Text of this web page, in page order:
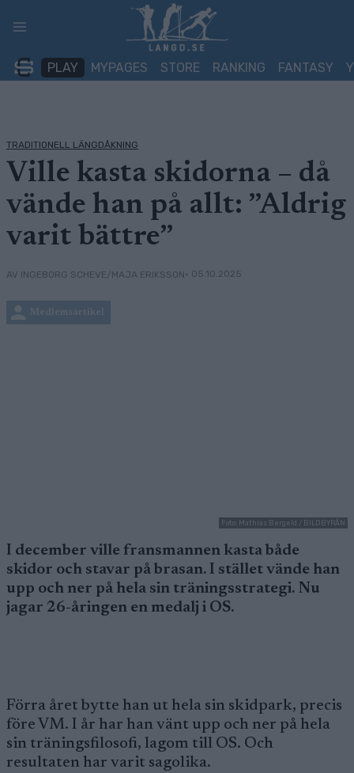
PLAY MYPAGES STORE RANKING FANTASY
TRADITIONELL LÄNGDÅKNING
Ville kasta skidorna – då
vände han på allt: ”Aldrig
varit bättre”
AV INGEBORG SCHEVE/MAJA ERIKSSON• 05.10.2025
Medlemsartikel
Foto: Mathias Bergeld / BILDBYRÅN
I december ville fransmannen kasta både
skidor och stavar på brasan. I stället vände han
upp och ner på hela sin träningsstrategi. Nu
jagar 26-åringen en medalj i OS.
Förra året bytte han ut hela sin skidpark, precis
före VM. I år har han vänt upp och ner på hela
sin träningsfilosofi, lagom till OS. Och
resultaten har varit sagolika.